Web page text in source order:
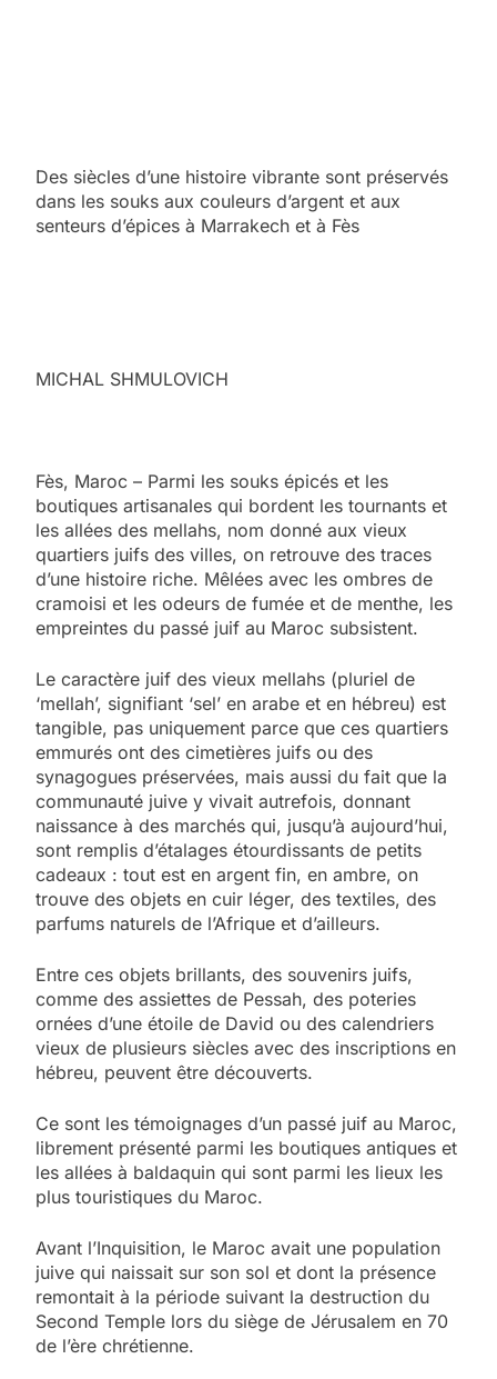
Des siècles d’une histoire vibrante sont préservés
dans les souks aux couleurs d’argent et aux
senteurs d’épices à Marrakech et à Fès
MICHAL SHMULOVICH
Fès, Maroc – Parmi les souks épicés et les
boutiques artisanales qui bordent les tournants et
les allées des mellahs, nom donné aux vieux
quartiers juifs des villes, on retrouve des traces
d’une histoire riche. Mêlées avec les ombres de
cramoisi et les odeurs de fumée et de menthe, les
empreintes du passé juif au Maroc subsistent.
Le caractère juif des vieux mellahs (pluriel de
‘mellah’, signifiant ‘sel’ en arabe et en hébreu) est
tangible, pas uniquement parce que ces quartiers
emmurés ont des cimetières juifs ou des
synagogues préservées, mais aussi du fait que la
communauté juive y vivait autrefois, donnant
naissance à des marchés qui, jusqu’à aujourd’hui,
sont remplis d’étalages étourdissants de petits
cadeaux : tout est en argent fin, en ambre, on
trouve des objets en cuir léger, des textiles, des
parfums naturels de l’Afrique et d’ailleurs.
Entre ces objets brillants, des souvenirs juifs,
comme des assiettes de Pessah, des poteries
ornées d’une étoile de David ou des calendriers
vieux de plusieurs siècles avec des inscriptions en
hébreu, peuvent être découverts.
Ce sont les témoignages d’un passé juif au Maroc,
librement présenté parmi les boutiques antiques et
les allées à baldaquin qui sont parmi les lieux les
plus touristiques du Maroc.
Avant l’Inquisition, le Maroc avait une population
juive qui naissait sur son sol et dont la présence
remontait à la période suivant la destruction du
Second Temple lors du siège de Jérusalem en 70
de l’ère chrétienne.